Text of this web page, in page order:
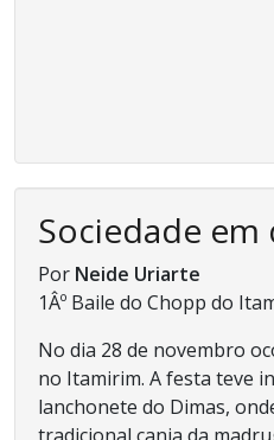
Sociedade em
Por Neide Uriarte
1Âº Baile do Chopp do
No dia 28 de novembro
no Itamirim. A festa teve
lanchonete do Dimas,